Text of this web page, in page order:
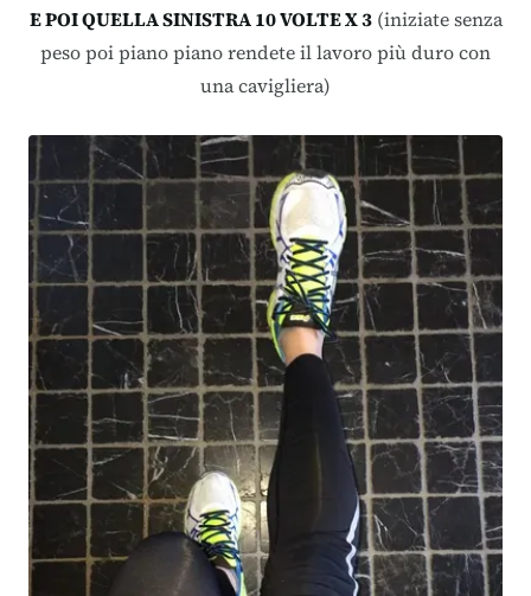
E POI QUELLA SINISTRA 10 VOLTE X 3(iniziate senza
peso poi piano piano rendete il lavoro più duro con
una cavigliera)